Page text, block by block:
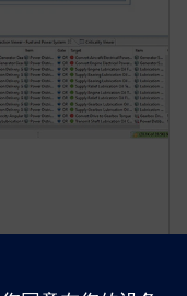
(MADE) 可以